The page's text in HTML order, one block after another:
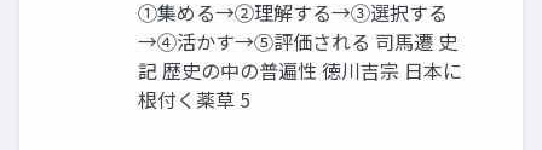
①集める→②理解する→③選択する
→④活かす→⑤評価される 司馬遷 史
記 歴史の中の普遍性 徳川吉宗 日本に
根付く薬草 5